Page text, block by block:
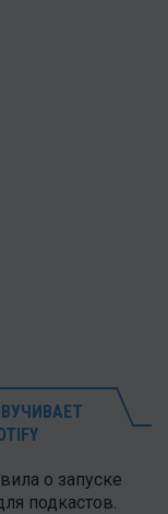
о запуске
подкастов.